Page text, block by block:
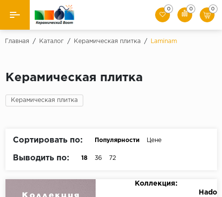
Назад
Керамическая плитка
Керамогранит
0 0 0
Главная / Каталог / Керамическая плитка / Laminam
Керамическая плитка
Керамическая плитка
Сортировать по: Популярности Цене
Выводить по: 18 36 72
Коллекция:
Hado